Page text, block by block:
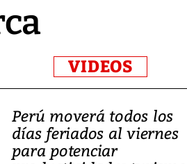
VIDEOS
Perú moverá todos los
días feriados al viernes
para potenciar